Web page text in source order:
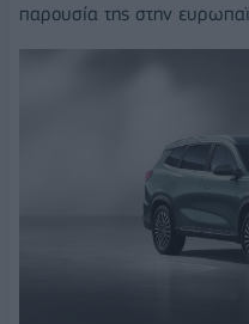
παρουσία της στην